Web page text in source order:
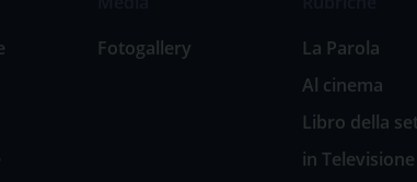
Fotogallery
La Parola
Al cinema
Libro della
in Televisione